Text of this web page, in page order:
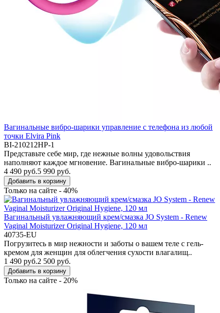
Вагинальные вибро-шарики управление с телефона из любой
точки Elvira Pink
BI-210212HP-1
Представьте себе мир, где нежные волны удовольствия
наполняют каждое мгновение. Вагинальные вибро-шарики ..
4 490 руб.5 990 руб.
Добавить в корзину
Только на сайте - 40%
Вагинальный увлажняющий крем/смазка JO System - Renew
Vaginal Moisturizer Original Hygiene, 120 мл
40735-EU
Погрузитесь в мир нежности и заботы о вашем теле с гель-
кремом для женщин для облегчения сухости влагалищ..
1 490 руб.2 500 руб.
Добавить в корзину
Только на сайте - 20%